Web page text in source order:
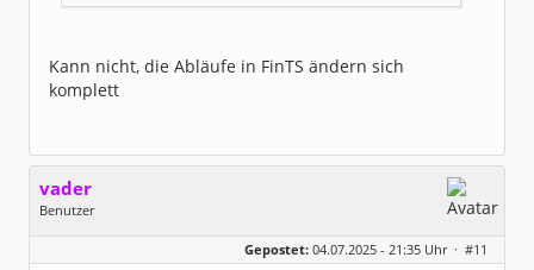
Kann nicht, die Abläufe in FinTS ändern sich
komplett
vader
Benutzer
Geschlecht:
keine Angabe
Gepostet: 04.07.2025 - 21:35 Uhr · #11